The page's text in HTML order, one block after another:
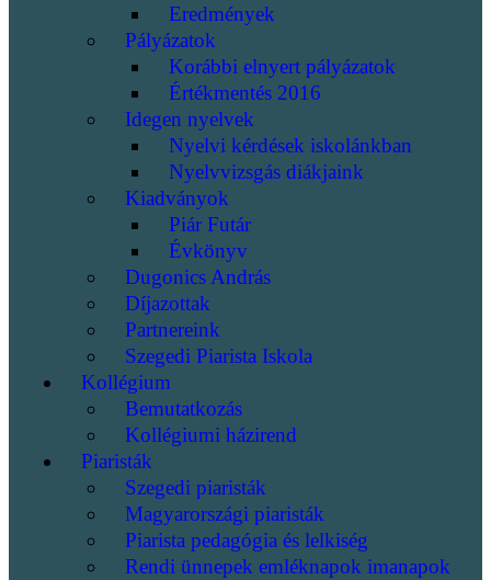
Eredmények
Pályázatok
Korábbi elnyert pályázatok
Értékmentés 2016
Idegen nyelvek
Nyelvi kérdések iskolánkban
Nyelvvizsgás diákjaink
Kiadványok
Piár Futár
Évkönyv
Dugonics András
Díjazottak
Partnereink
Szegedi Piarista Iskola
Kollégium
Bemutatkozás
Kollégiumi házirend
Piaristák
Szegedi piaristák
Magyarországi piaristák
Piarista pedagógia és lelkiség
Rendi ünnepek emléknapok imanapok